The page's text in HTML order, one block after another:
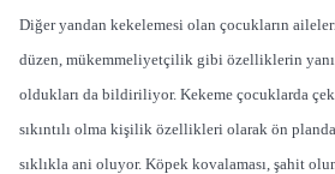
Diğer yandan kekelemesi olan çocukların
düzen, mükemmeliyetçilik gibi özelliklerin yanı
oldukları da bildiriliyor. Kekeme çocuklarda
sıkıntılı olma kişilik özellikleri olarak ön
sıklıkla ani oluyor. Köpek kovalaması, şahit